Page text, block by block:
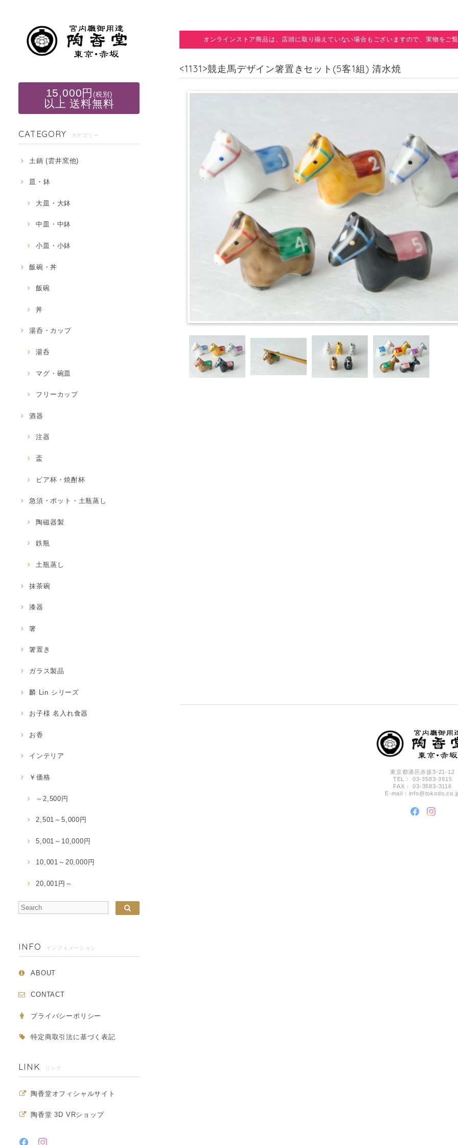
15,000円(税別)
以上 送料無料
CATEGORY カテゴリー
土鍋 (雲井窯他)
皿・鉢
大皿・大鉢
中皿・中鉢
小皿・小鉢
飯碗・丼
飯碗
丼
湯呑・カップ
湯呑
マグ・碗皿
フリーカップ
酒器
注器
盃
ビア杯・焼酎杯
急須・ポット・土瓶蒸し
陶磁器製
鉄瓶
土瓶蒸し
抹茶碗
漆器
箸
箸置き
ガラス製品
麟 Lin シリーズ
お子様 名入れ食器
お香
インテリア
￥価格
～2,500円
2,501～5,000円
5,001～10,000円
10,001～20,000円
20,001円～
INFO インフォメーション
ABOUT
CONTACT
プライバシーポリシー
特定商取引法に基づく表記
LINK リンク
陶香堂オフィシャルサイト
陶香堂 3D VRショップ
オンラインストア商品は、店頭に取り揃えていない場合もございますので、実物をご
<1131>競走馬デザイン箸置きセット(5客1組) 清水焼
東京都港区赤坂3-21-12
TEL： 03-3583-3915
FAX： 03-3583-3116
E-mail：